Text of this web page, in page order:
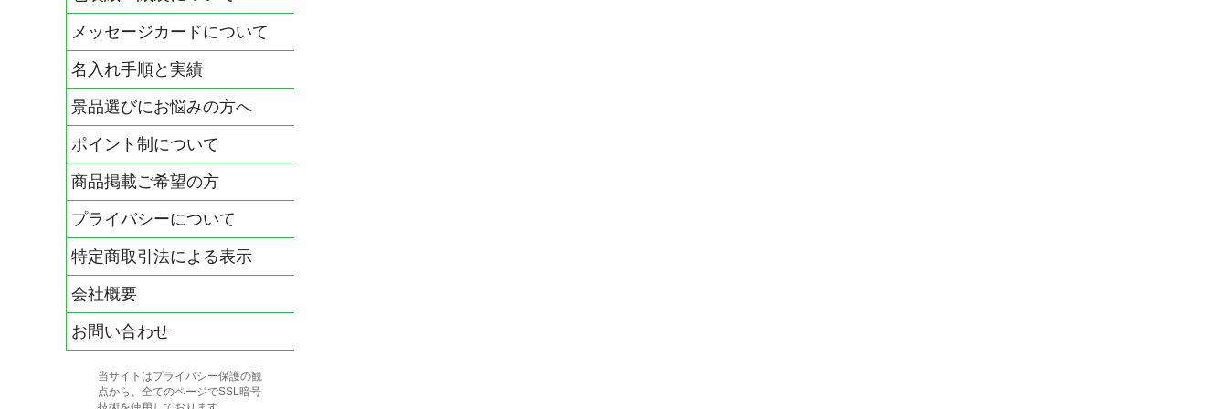
メッセージカードについて
名入れ手順と実績
景品選びにお悩みの方へ
ポイント制について
商品掲載ご希望の方
プライバシーについて
特定商取引法による表示
会社概要
お問い合わせ
当サイトはプライバシー保護の観
点から、全てのページでSSL暗号